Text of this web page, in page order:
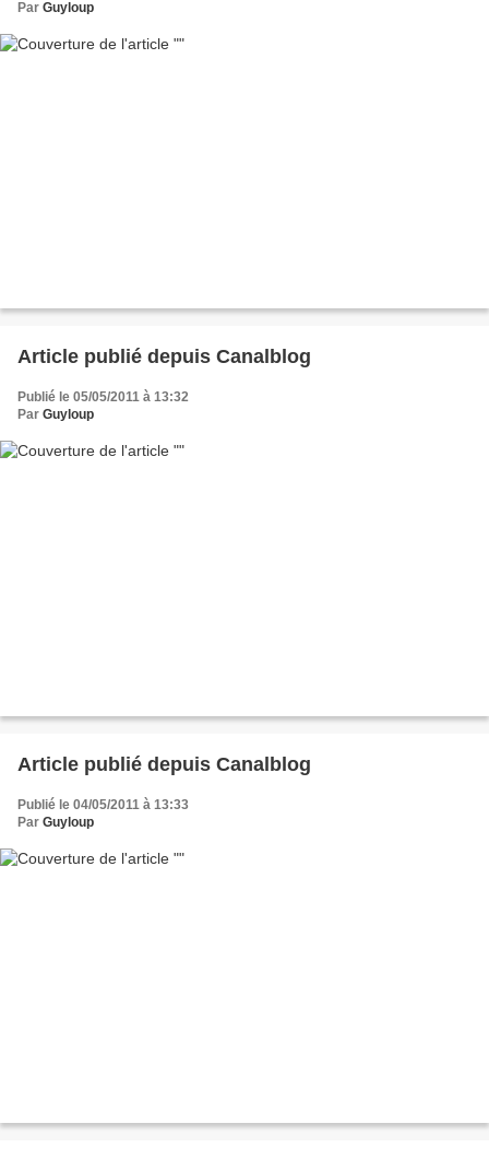
Par Guyloup
Article publié depuis Canalblog
Publié le 05/05/2011 à 13:32
Par Guyloup
Article publié depuis Canalblog
Publié le 04/05/2011 à 13:33
Par Guyloup